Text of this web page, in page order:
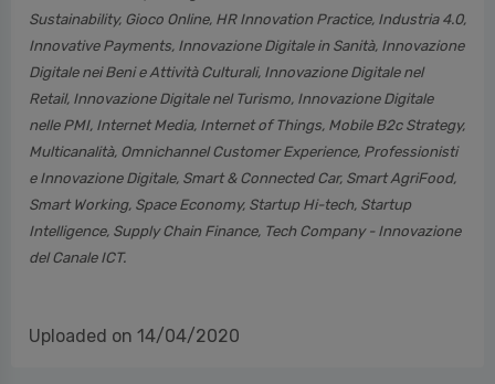
Sustainability, Gioco Online, HR Innovation Practice, Industria 4.0,
Innovative Payments, Innovazione Digitale in Sanità, Innovazione
Digitale nei Beni e Attività Culturali, Innovazione Digitale nel
Retail, Innovazione Digitale nel Turismo, Innovazione Digitale
nelle PMI, Internet Media, Internet of Things, Mobile B2c Strategy,
Multicanalità, Omnichannel Customer Experience, Professionisti
e Innovazione Digitale, Smart & Connected Car, Smart AgriFood,
Smart Working, Space Economy, Startup Hi-tech, Startup
Intelligence, Supply Chain Finance, Tech Company - Innovazione
del Canale ICT.
Uploaded on 14/04/2020